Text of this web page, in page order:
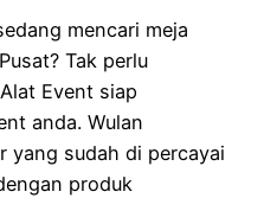
mencari meja
Tak perlu
Event siap
anda. Wulan
yang sudah di percayai
produk